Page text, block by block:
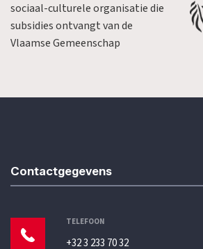
sociaal-culturele organisatie die
subsidies ontvangt van de
Vlaamse Gemeenschap
Contactgegevens
TELEFOON
+32 3 233 70 32